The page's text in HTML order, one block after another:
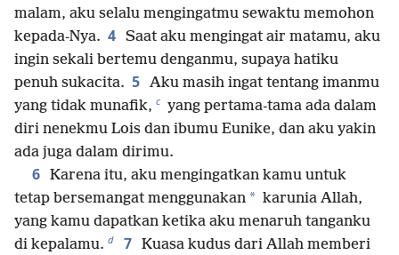
malam, aku selalu mengingatmu sewaktu memohon
kepada-Nya. 4 Saat aku mengingat air matamu, aku
ingin sekali bertemu denganmu, supaya hatiku
penuh sukacita. 5 Aku masih ingat tentang imanmu
yang tidak munafik, c yang pertama-tama ada dalam
diri nenekmu Lois dan ibumu Eunike, dan aku yakin
ada juga dalam dirimu.
6 Karena itu, aku mengingatkan kamu untuk
tetap bersemangat menggunakan * karunia Allah,
yang kamu dapatkan ketika aku menaruh tanganku
di kepalamu. d 7 Kuasa kudus dari Allah memberi